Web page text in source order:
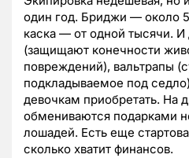
один год. Бриджи — около
каска — от одной тысячи.
(защищают конечности
повреждений), вальтрапы
подкладываемое под
девочкам приобретать. На
обмениваются подарками
лошадей. Есть еще
сколько хватит финансов.